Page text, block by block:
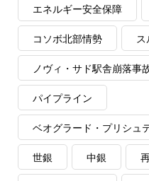
エネルギー安全保障
コソボ北部情勢
ノヴィ・サド駅舎崩落事
パイプライン
ベオグラード・プリシュ
世銀 中銀